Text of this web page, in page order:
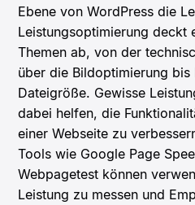
Ebene von WordPress die
Leistungsoptimierung deckt
Themen ab, von der
über die Bildoptimierung
Dateigröße. Gewisse
dabei helfen, die
einer Webseite zu
Tools wie Google Page
Webpagetest können
Leistung zu messen und